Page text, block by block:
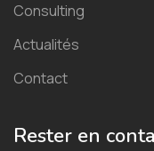
Consulting
Actualités
Contact
Rester en